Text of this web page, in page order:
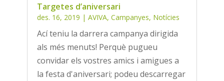
Targetes d’aniversari
des. 16, 2019 | AVIVA, Campanyes, Notícies
Ací teniu la darrera campanya dirigida
als més menuts! Perquè pugueu
convidar els vostres amics i amigues a
la festa d'aniversari; podeu descarregar